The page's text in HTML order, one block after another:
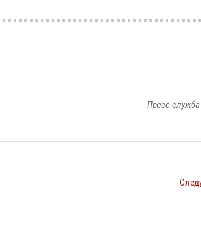
Пресс-служба